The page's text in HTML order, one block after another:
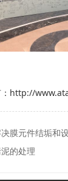
：http://
膜元件结垢和
的处理